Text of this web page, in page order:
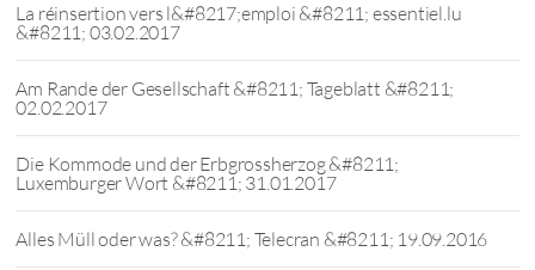
La réinsertion vers l&#8217;emploi &#8211; essentiel.lu
&#8211; 03.02.2017
Am Rande der Gesellschaft &#8211; Tageblatt &#8211;
02.02.2017
Die Kommode und der Erbgrossherzog &#8211;
Luxemburger Wort &#8211; 31.01.2017
Alles Müll oder was? &#8211; Telecran &#8211; 19.09.2016